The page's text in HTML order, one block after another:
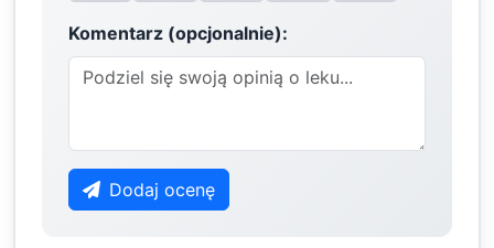
Komentarz (opcjonalnie):
Dodaj ocenę